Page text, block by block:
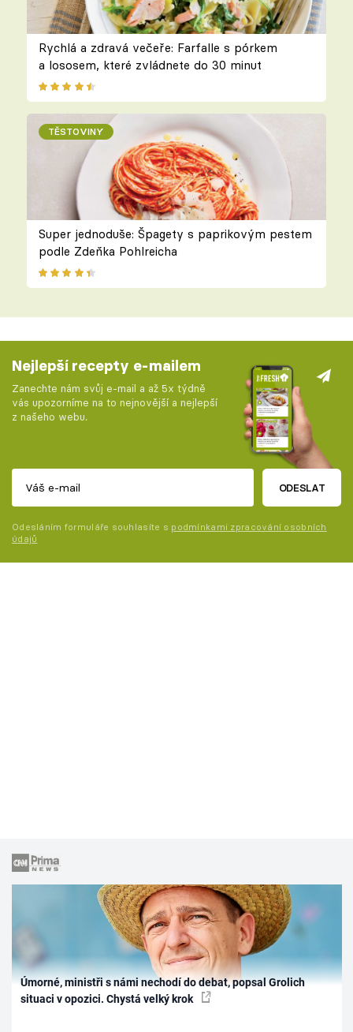
Rychlá a zdravá večeře: Farfalle s pórkem
a lososem, které zvládnete do 30 minut
TĚSTOVINY
Super jednoduše: Špagety s paprikovým pestem
podle Zdeňka Pohlreicha
Nejlepší recepty e-mailem
Zanechte nám svůj e-mail a až 5x týdně
vás upozorníme na to nejnovější a nejlepší
z našeho webu.
ODESLAT
Odesláním formuláře souhlasíte s podmínkami zpracování osobních
údajů
Úmorné, ministři s námi nechodí do debat, popsal Grolich
situaci v opozici. Chystá velký krok